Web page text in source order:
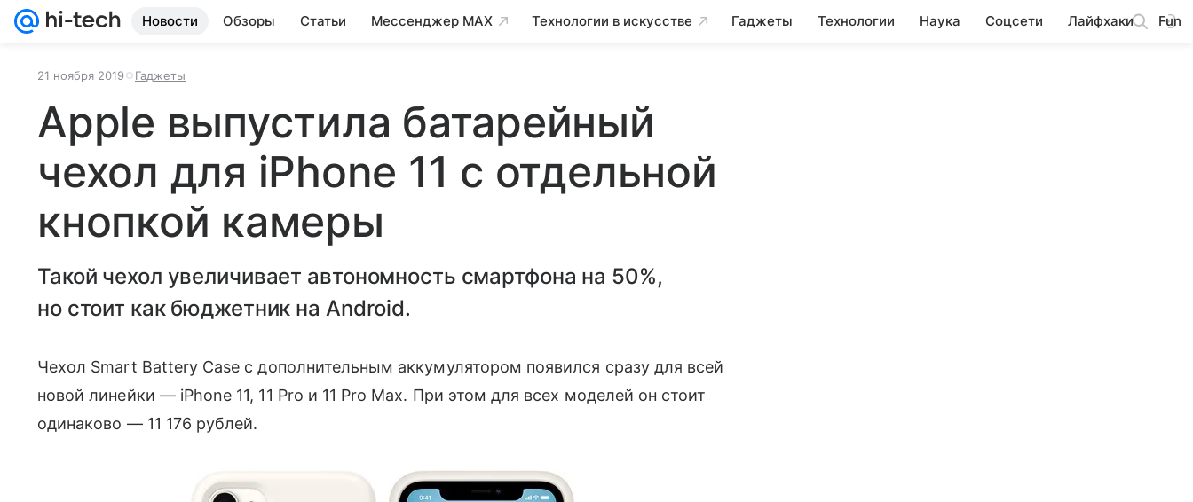
Новости Обзоры Статьи Мессенджер MAX Технологии в искусстве Гаджеты Технологии Наука Соцсети Лайфхаки Fun
21 ноября 2019 Гаджеты
Apple выпустила батарейный
чехол для iPhone 11 с отдельной
кнопкой камеры
Такой чехол увеличивает автономность смартфона на 50%,
но стоит как бюджетник на Android.
Чехол Smart Battery Case с дополнительным аккумулятором появился сразу для всей
новой линейки — iPhone 11, 11 Pro и 11 Pro Max. При этом для всех моделей он стоит
одинаково — 11 176 рублей.